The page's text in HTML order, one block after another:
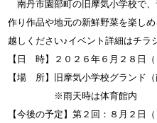
南丹市園部町の旧摩気小学校で
作り作品や地元の新鮮野菜を楽し
越しください♪イベント詳細はチラ
【日 時】２０２６年６月２８日
【場 所】旧摩気小学校グランド（
※雨天時は体育館内
【今後の予定】第２回：８月２日